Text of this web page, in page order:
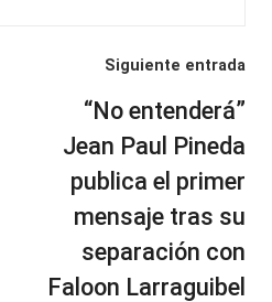
Siguiente entrada
“No entenderá”
Jean Paul Pineda
publica el primer
mensaje tras su
separación con
Faloon Larraguibel